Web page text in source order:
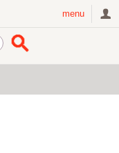
menu